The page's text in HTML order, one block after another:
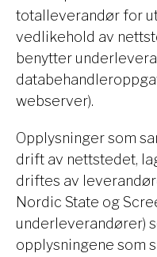
totalleverandør for
vedlikehold av
benytter
webserver).
Opplysninger som
drift av nettstedet,
driftes av
Nordic State og
underleverandører)
opplysningene som